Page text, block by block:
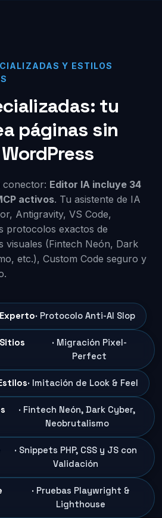
Y ESTILOS
tu
páginas sin
conector: Editor IA incluye 34
activos. Tu asistente de IA
Antigravity, VS Code,
protocolos exactos de
visuales (Fintech Neón, Dark
etc.), Custom Code seguro y
· Protocolo Anti-AI Slop
· Migración Pixel-
Perfect
· Imitación de Look & Feel
· Fintech Neón, Dark Cyber,
Neobrutalismo
· Snippets PHP, CSS y JS con
Validación
· Pruebas Playwright &
Lighthouse